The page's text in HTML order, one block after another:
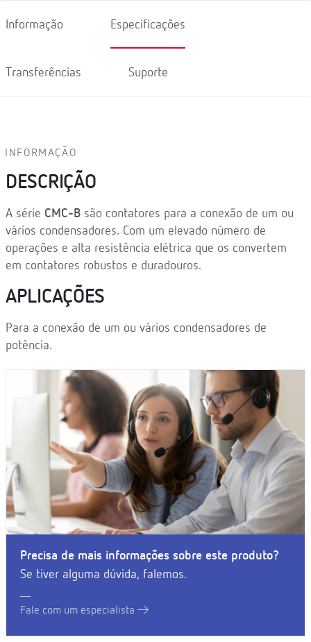
Informação Especificações
Transferências Suporte
INFORMAÇÃO
DESCRIÇÃO
A série CMC-B são contatores para a conexão de um ou
vários condensadores. Com um elevado número de
operações e alta resistência elétrica que os convertem
em contatores robustos e duradouros.
APLICAÇÕES
Para a conexão de um ou vários condensadores de
potência.
Precisa de mais informações sobre este produto?
Se tiver alguma dúvida, falemos.
Fale com um especialista